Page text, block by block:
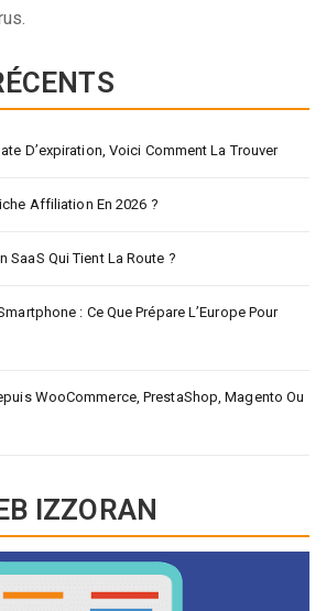
D’expiration, Voici Comment La Trouver
Affiliation En 2026 ?
SaaS Qui Tient La Route ?
: Ce Que Prépare L’Europe Pour
WooCommerce, PrestaShop, Magento Ou
IZZORAN